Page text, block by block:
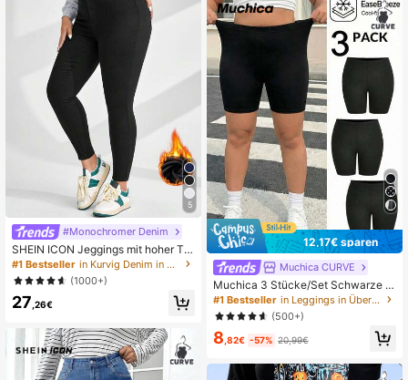
5
#Monochromer Denim
SHEIN ICON Jeggings mit hoher Tai
lle in Große Größen
#1 Bestseller
in Kurvig Denim in großen Größen
(1000+)
27,26€
12,17€ sparen
Muchica CURVE
Muchica 3 Stücke/Set Schwarze L
eggings Set in Große Größen
#1 Bestseller
in Leggings in Übergröße
(500+)
8,82€ -57% 20,99€